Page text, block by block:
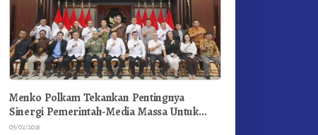
Menko Polkam Tekankan Pentingnya
Sinergi Pemerintah-Media Massa Untuk
Jaga Stabilitas Bangsa
05/02/2026